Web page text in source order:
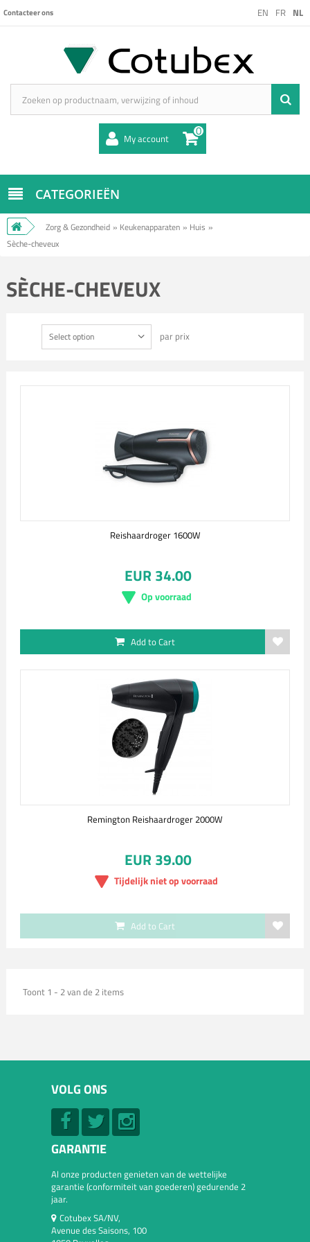
EN FR NL
Contacteer ons
My account 0
CATEGORIEËN
Zorg & Gezondheid » Keukenapparaten » Huis »
Sèche-cheveux
SÈCHE-CHEVEUX
Select option par prix
Reishaardroger 1600W
EUR 34.00
Op voorraad
Add to Cart
Remington Reishaardroger 2000W
EUR 39.00
Tijdelijk niet op voorraad
Add to Cart
Toont 1 - 2 van de 2 items
VOLG ONS
GARANTIE
Al onze producten genieten van de wettelijke
garantie (conformiteit van goederen) gedurende 2
jaar.
Cotubex SA/NV,
Avenue des Saisons, 100